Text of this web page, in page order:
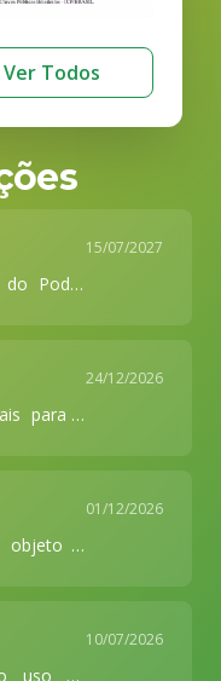
Ver Todos
Poder
15/07/2027
para a
24/12/2026
objeto a
a
contrato
01/12/2026
uso de
10/07/2026